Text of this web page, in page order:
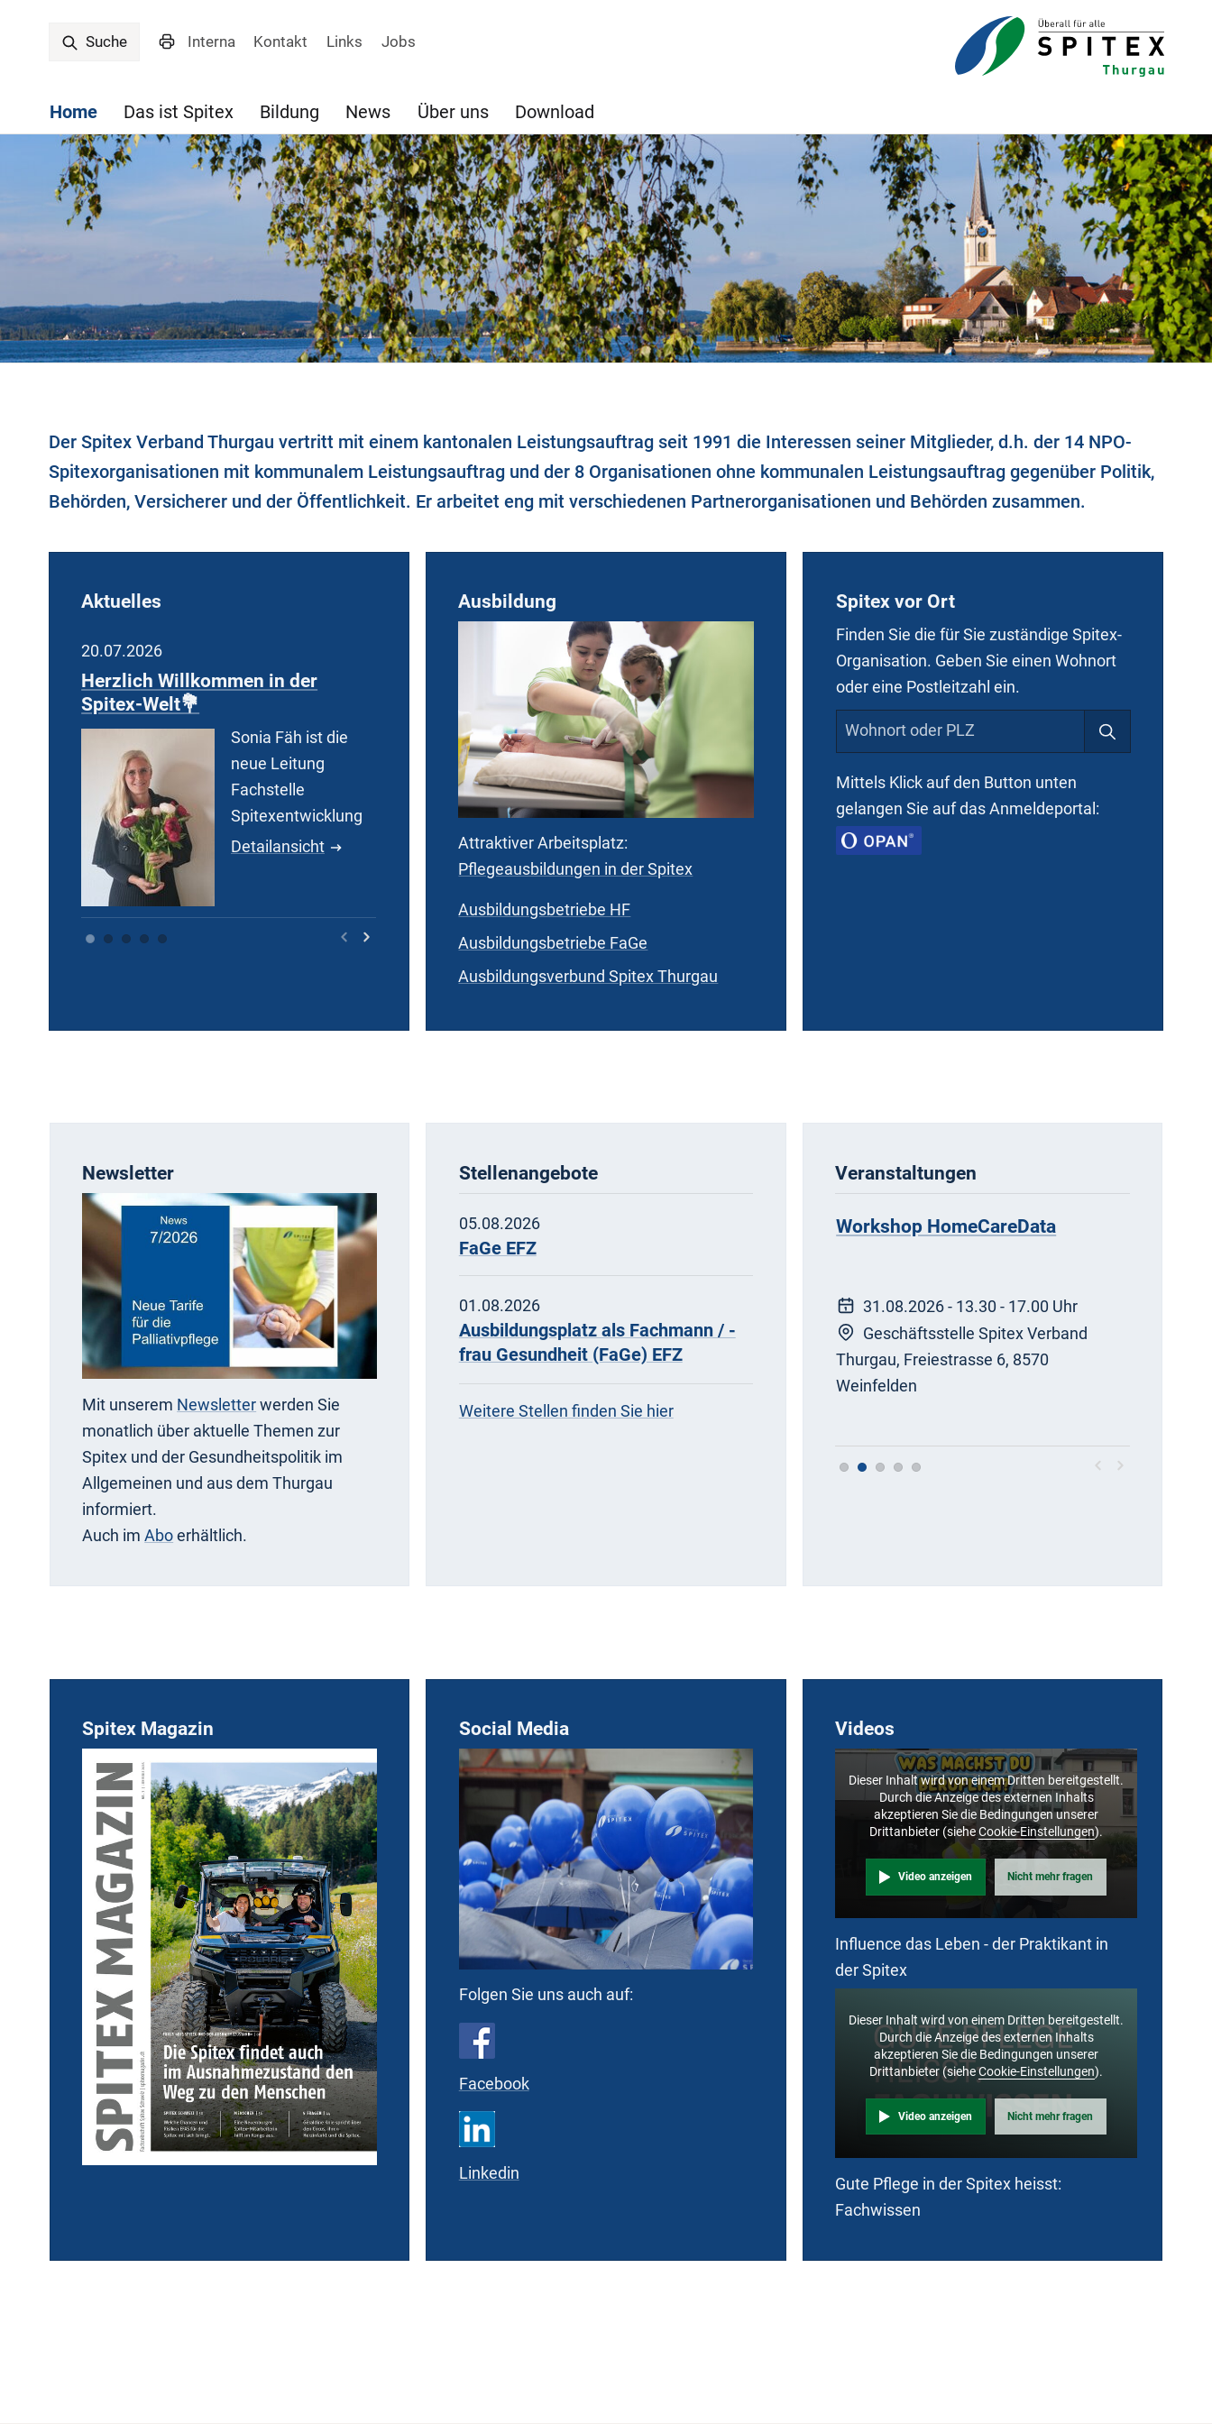
Suche Interna Kontakt Links Jobs
Home Das ist Spitex Bildung News Über uns Download
Der Spitex Verband Thurgau vertritt mit einem kantonalen Leistungsauftrag seit 1991 die Interessen seiner Mitglieder, d.h. der 14 NPO-
Spitexorganisationen mit kommunalem Leistungsauftrag und der 8 Organisationen ohne kommunalen Leistungsauftrag gegenüber Politik,
Behörden, Versicherer und der Öffentlichkeit. Er arbeitet eng mit verschiedenen Partnerorganisationen und Behörden zusammen.
Aktuelles
20.07.2026
Herzlich Willkommen in der
Spitex-Welt💐
Sonia Fäh ist die
neue Leitung
Fachstelle
Spitexentwicklung
Detailansicht
Herzliche Gratulation zum
Lehrabschluss 👏🎉💐!
16 neue FaGes EFZ
in der Spitex
Detailansicht
03.07.2026
Safety-Day 2026
Sicherheit hat
oberste Prioriät am
Detailansicht
15.06.2026
Zivilschutz schnuppert
Ausbildung
Attraktiver Arbeitsplatz:
Pflegeausbildungen in der Spitex
Ausbildungsbetriebe HF
Ausbildungsbetriebe FaGe
Ausbildungsverbund Spitex Thurgau
Spitex vor Ort
Finden Sie die für Sie zuständige Spitex-
Organisation. Geben Sie einen Wohnort
oder eine Postleitzahl ein.
Mittels Klick auf den Button unten
gelangen Sie auf das Anmeldeportal:
Newsletter
Mit unserem Newsletterwerden Sie
monatlich über aktuelle Themen zur
Spitex und der Gesundheitspolitik im
Allgemeinen und aus dem Thurgau
informiert.
Auch imAboerhältlich.
Stellenangebote
05.08.2026
FaGe EFZ
01.08.2026
Ausbildungsplatz als Fachmann / -
frau Gesundheit (FaGe) EFZ
Weitere Stellen finden Sie hier
Veranstaltungen
Kath. Pfarreizentrum St. Johannes,
Freiestrasse 13, 8570 Weinfelden
Workshop HomeCareData
31.08.2026- 13.30 - 17.00 Uhr
Geschäftsstelle Spitex Verband
Thurgau, Freiestrasse 6, 8570
Weinfelden
Spitex Magazin Social Media
Folgen Sie uns auch auf:
Facebook
Linkedin
Videos
Dieser Inhalt wird von einem Dritten bereitgestellt.
Durch die Anzeige des externen Inhalts
akzeptieren Sie die Bedingungen unserer
Drittanbieter (sieheCookie-Einstellungen).
Video anzeigen Nicht mehr fragen
Influence das Leben - der Praktikant in
der Spitex
Dieser Inhalt wird von einem Dritten bereitgestellt.
Durch die Anzeige des externen Inhalts
akzeptieren Sie die Bedingungen unserer
Drittanbieter (sieheCookie-Einstellungen).
Video anzeigen Nicht mehr fragen
Gute Pflege in der Spitex heisst:
Fachwissen